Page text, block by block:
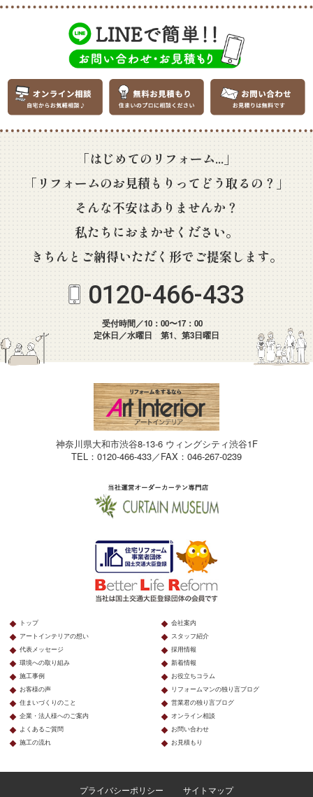
「はじめてのリフォーム...」
「リフォームのお見積もりってどう取るの？」
そんな不安はありませんか？
私たちにおまかせください。
きちんとご納得いただく形でご提案します。
0120-466-433
受付時間／10：00〜17：00
定休日／水曜日 第1、第3日曜日
神奈川県大和市渋谷8-13-6 ウィングシティ渋谷1F
TEL：0120-466-433／FAX：046-267-0239
トップ
アートインテリアの想い
代表メッセージ
環境への取り組み
施工事例
お客様の声
住まいづくりのこと
企業・法人様へのご案内
よくあるご質問
施工の流れ
会社案内
スタッフ紹介
採用情報
新着情報
お役立ちコラム
リフォームマンの独り言ブログ
営業君の独り言ブログ
オンライン相談
お問い合わせ
お見積もり
プライバシーポリシー サイトマップ